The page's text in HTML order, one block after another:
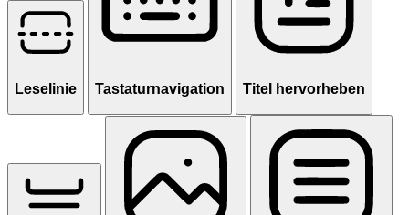
Leselinie Tastaturnavigation Titel hervorheben